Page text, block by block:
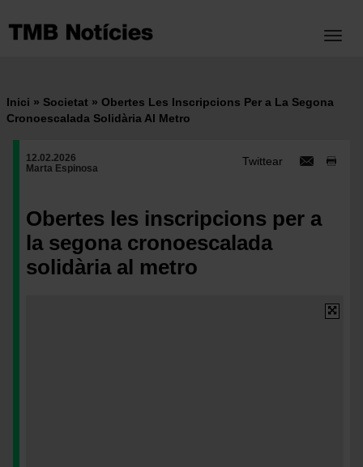
contingut
Fil
d'ariadna
Inici Societat
Obertes Les Inscripcions Per a La Segona
Cronoescalada Solidària Al Metro
Twittear
12.02.2026
Marta Espinosa
Obertes les inscripcions per a
la segona cronoescalada
solidària al metro